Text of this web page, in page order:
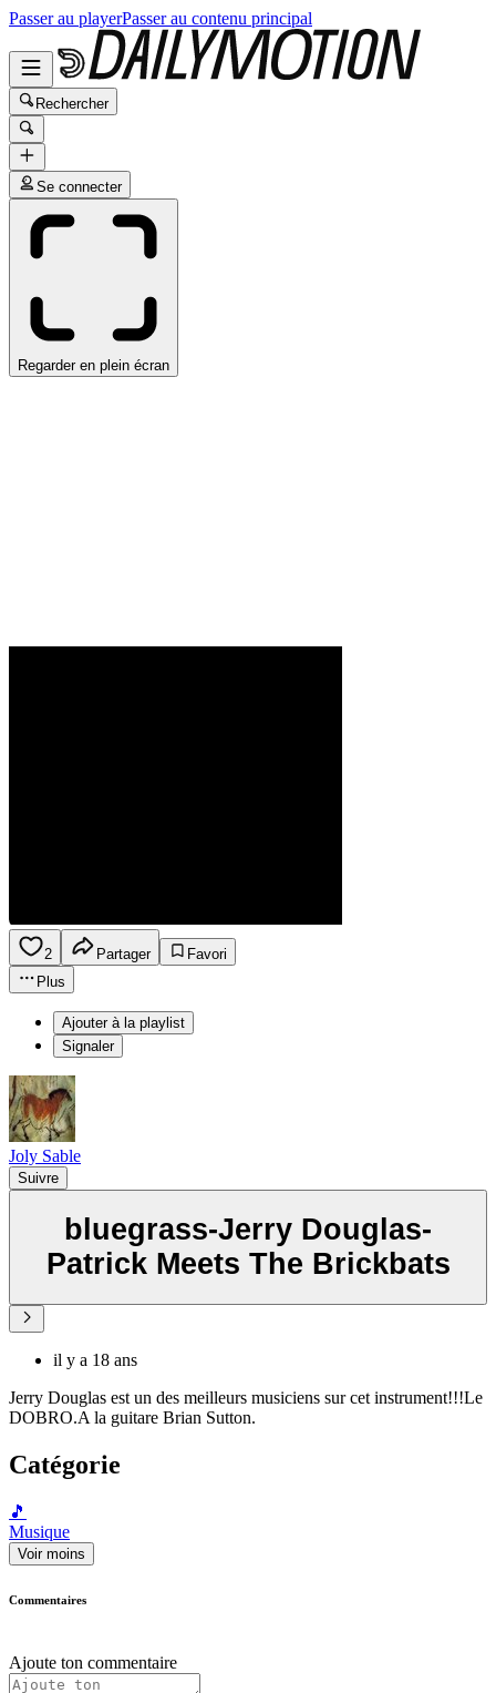
Passer au playerPasser au contenu principal
Rechercher
Se connecter
Regarder en plein écran
2 Partager
Favori
Plus
Ajouter à la playlist
Signaler
Joly Sable
Suivre
bluegrass-Jerry Douglas-
Patrick Meets The Brickbats
il y a 18 ans
Jerry Douglas est un des meilleurs musiciens sur cet instrument!!!Le
DOBRO.A la guitare Brian Sutton.
Catégorie
🎵
Musique
Voir moins
Commentaires
Ajoute ton commentaire